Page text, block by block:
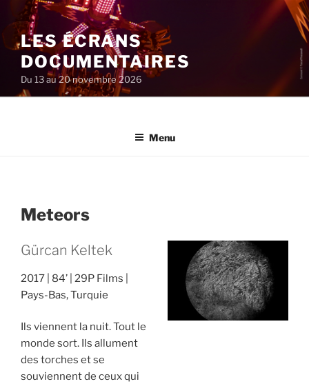
au
contenu
principal
LES ÉCRANS
DOCUMENTAIRES
Du 13 au 20 novembre 2026
Menu
Meteors
Gürcan Keltek
2017 84’
29P Films
Pays-Bas, Turquie
Ils viennent la nuit. Tout le
monde sort. Ils allument
des torches et se
souviennent de ceux qui